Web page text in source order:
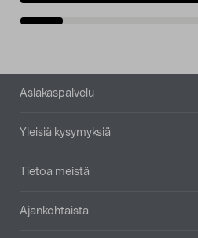
Alatunniste
Asiakaspalvelu
Yleisiä kysymyksiä
Tietoa meistä
Ajankohtaista